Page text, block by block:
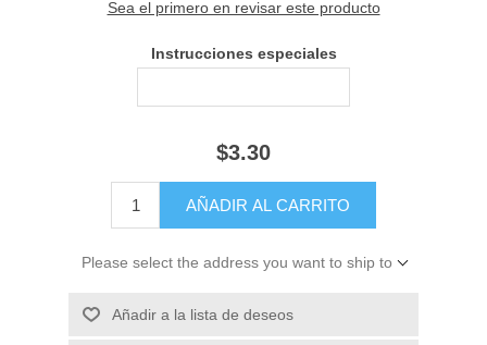
Sea el primero en revisar este producto
Instrucciones especiales
$3.30
Please select the address you want to ship to